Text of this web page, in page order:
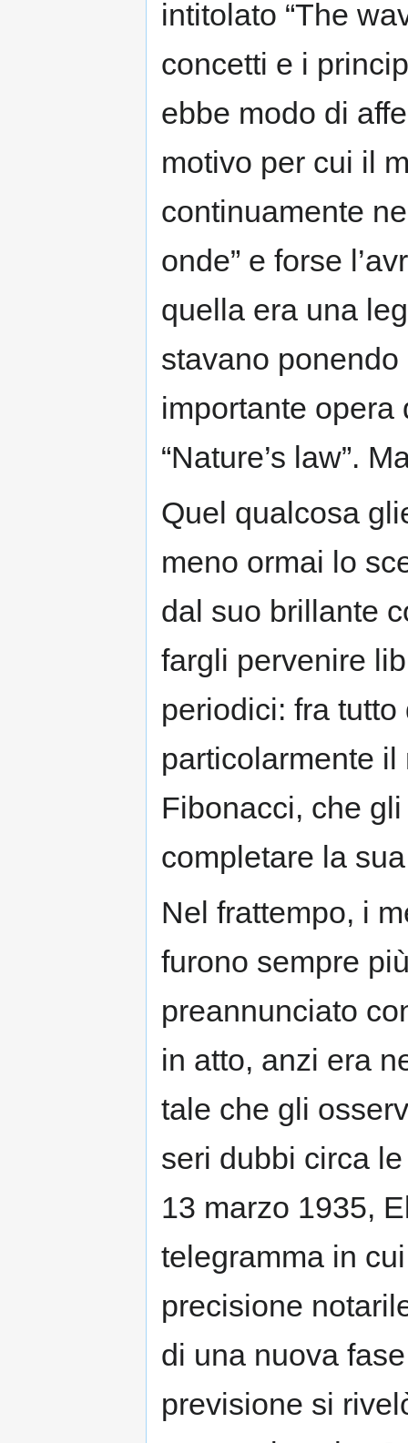
intitolato “The
concetti e i
ebbe modo di
motivo per cui il
continuamente
onde” e forse
quella era una
stavano
importante opera
“Nature’s law”.
Quel qualcosa
meno ormai lo
dal suo brillante
fargli pervenire
periodici: fra
particolarmente
Fibonacci, che
completare la
Nel frattempo, i
furono sempre
preannunciato
in atto, anzi era
tale che gli
seri dubbi circa
13 marzo 1935,
telegramma in
precisione
di una nuova
previsione si